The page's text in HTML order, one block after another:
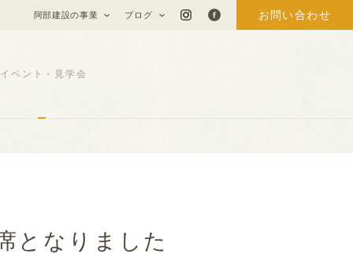
阿部建設の事業 ブログ お問い合わせ
イベント・見学会
となりました